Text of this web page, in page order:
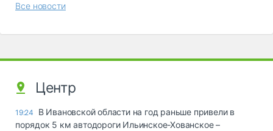
Все новости
Центр
19:24
В Ивановской области на год раньше привели в
порядок 5 км автодороги Ильинское-Хованское –